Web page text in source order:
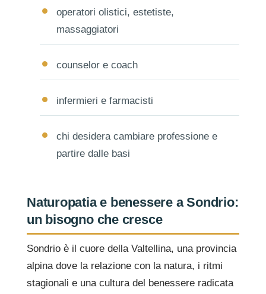
operatori olistici, estetiste,
massaggiatori
counselor e coach
infermieri e farmacisti
chi desidera cambiare professione e
partire dalle basi
Naturopatia e benessere a Sondrio:
un bisogno che cresce
Sondrio è il cuore della Valtellina, una provincia
alpina dove la relazione con la natura, i ritmi
stagionali e una cultura del benessere radicata